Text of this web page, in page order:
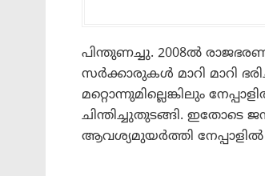
പിന്തുണച്ചു. 2008ൽ
സർക്കാരുകൾ മാറി മാറി
മറ്റൊന്നുമില്ലെങ്കിലും
ചിന്തിച്ചുതുടങ്ങി. ഇതോടെ
ആവശ്യമുയർത്തി